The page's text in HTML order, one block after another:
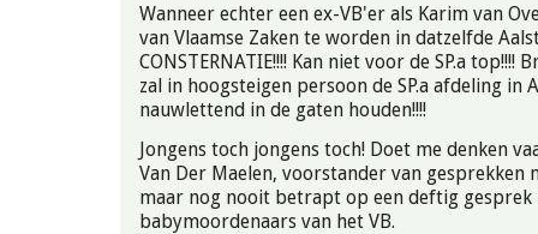
Wanneer echter een ex-VB'er als Karim van
van Vlaamse Zaken te worden in datzelfde
CONSTERNATIE!!!! Kan niet voor de SP.a top!!!!
zal in hoogsteigen persoon de SP.a afdeling in
nauwlettend in de gaten houden!!!!
Jongens toch jongens toch! Doet me denken
Van Der Maelen, voorstander van gesprekken
maar nog nooit betrapt op een deftig gesprek
babymoordenaars van het VB.